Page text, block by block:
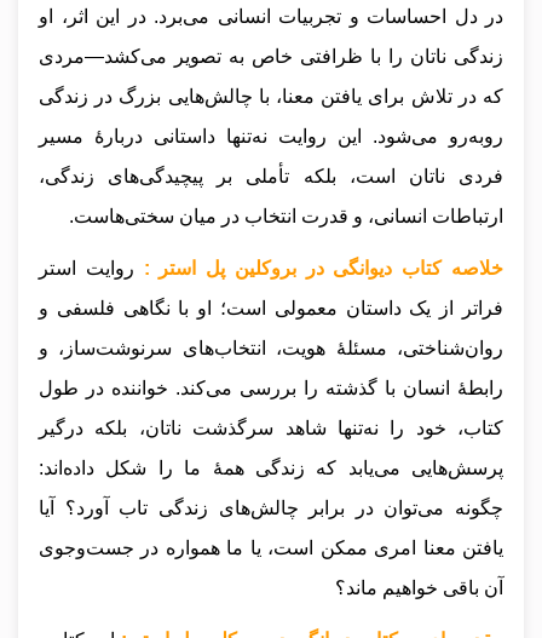
در دل احساسات و تجربیات انسانی می‌برد. در این اثر، او
زندگی ناتان را با ظرافتی خاص به تصویر می‌کشد—مردی
که در تلاش برای یافتن معنا، با چالش‌هایی بزرگ در زندگی
روبه‌رو می‌شود. این روایت نه‌تنها داستانی دربارهٔ مسیر
فردی ناتان است، بلکه تأملی بر پیچیدگی‌های زندگی،
ارتباطات انسانی، و قدرت انتخاب در میان سختی‌هاست.
خلاصه کتاب دیوانگی در بروکلین پل استر : روایت استر
فراتر از یک داستان معمولی است؛ او با نگاهی فلسفی و
روان‌شناختی، مسئلهٔ هویت، انتخاب‌های سرنوشت‌ساز، و
رابطهٔ انسان با گذشته را بررسی می‌کند. خواننده در طول
کتاب، خود را نه‌تنها شاهد سرگذشت ناتان، بلکه درگیر
پرسش‌هایی می‌یابد که زندگی همهٔ ما را شکل داده‌اند:
چگونه می‌توان در برابر چالش‌های زندگی تاب آورد؟ آیا
یافتن معنا امری ممکن است، یا ما همواره در جست‌وجوی
آن باقی خواهیم ماند؟